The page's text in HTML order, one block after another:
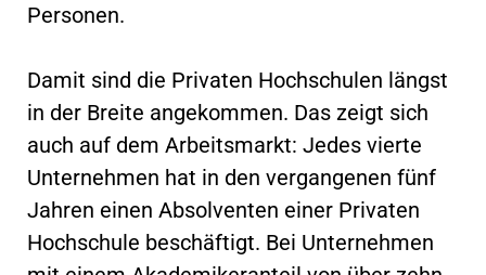
Personen.
Damit sind die Privaten Hochschulen längst
in der Breite angekommen. Das zeigt sich
auch auf dem Arbeitsmarkt: Jedes vierte
Unternehmen hat in den vergangenen fünf
Jahren einen Absolventen einer Privaten
Hochschule beschäftigt. Bei Unternehmen